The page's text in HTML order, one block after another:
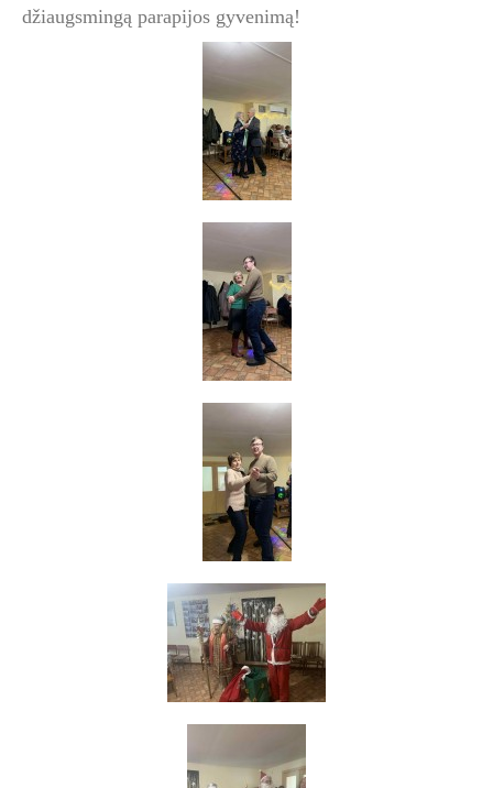
džiaugsmingą parapijos gyvenimą!